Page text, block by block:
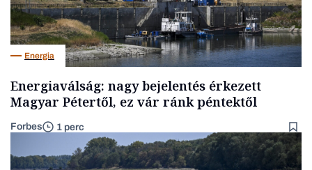
Energia
Energiaválság: nagy bejelentés érkezett
Magyar Pétertől, ez vár ránk péntektől
Forbes 1 perc